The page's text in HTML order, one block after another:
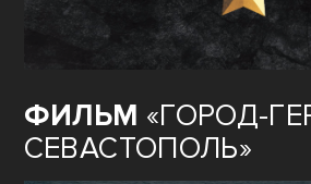
ФИЛЬМ «ГОРОД-
СЕВАСТОПОЛЬ»